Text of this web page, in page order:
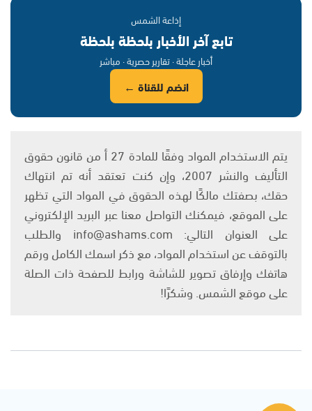
إذاعة الشمس
تابع آخر الأخبار بلحظة بلحظة
أخبار عاجلة · تقارير حصرية · مباشر
انضم للقناة ←
يتم الاستخدام المواد وفقًا للمادة 27 أ من قانون حقوق
التأليف والنشر 2007، وإن كنت تعتقد أنه تم انتهاك
حقك، بصفتك مالكًا لهذه الحقوق في المواد التي تظهر
على الموقع، فيمكنك التواصل معنا عبر البريد الإلكتروني
على العنوان التالي: info@ashams.com والطلب
بالتوقف عن استخدام المواد، مع ذكر اسمك الكامل ورقم
هاتفك وإرفاق تصوير للشاشة ورابط للصفحة ذات الصلة
على موقع الشمس. وشكرًا!